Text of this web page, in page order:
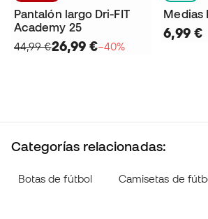
Pantalón largo Dri-FIT
Academy 25
44,99 €26,99 €−40%
Medias
6,99 €
Categorías relacionadas:
Botas de fútbol Camisetas de